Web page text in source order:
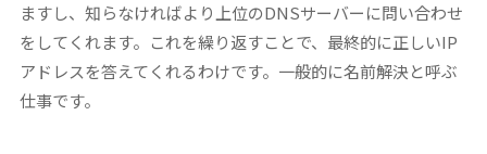
ますし、知らなければより上位のDNSサーバーに問い合わせ
をしてくれます。これを繰り返すことで、最終的に正しいIP
アドレスを答えてくれるわけです。一般的に名前解決と呼ぶ
仕事です。